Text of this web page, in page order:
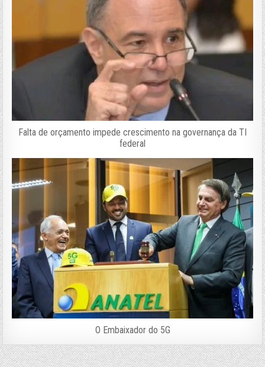
Falta de orçamento impede crescimento na governança da TI
federal
O Embaixador do 5G